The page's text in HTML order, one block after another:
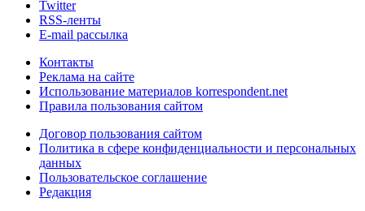
Twitter
RSS-ленты
E-mail рассылка
Контакты
Реклама на сайте
Использование материалов korrespondent.net
Правила пользования сайтом
Договор пользования сайтом
Политика в сфере конфиденциальности и персональных
данных
Пользовательское соглашение
Редакция